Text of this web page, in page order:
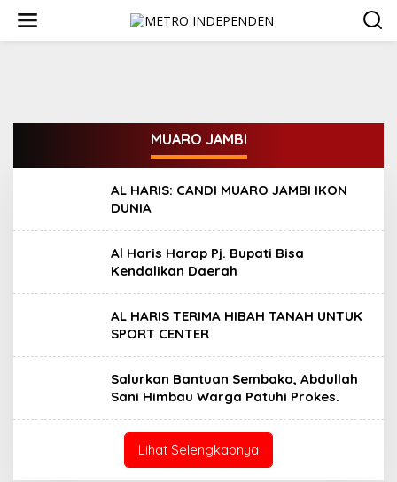
w
MUARO JAMBI
AL HARIS: CANDI MUARO JAMBI IKON
DUNIA
Al Haris Harap Pj. Bupati Bisa
Kendalikan Daerah
AL HARIS TERIMA HIBAH TANAH UNTUK
SPORT CENTER
Salurkan Bantuan Sembako, Abdullah
Sani Himbau Warga Patuhi Prokes.
Lihat Selengkapnya